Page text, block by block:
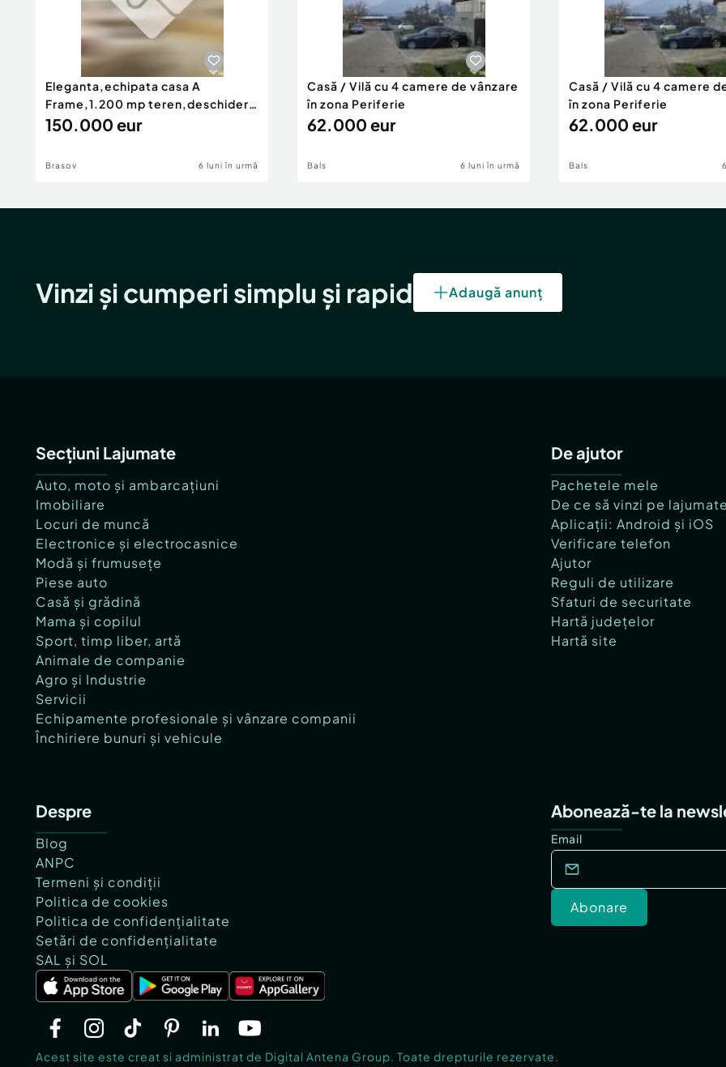
Eleganta,echipata casa A
Frame,1.200 mp teren,deschidere
Pia
150.000 eur
Brasov 6 luni în urmă
Casă / Vilă cu 4 camere de vânzare
în zona Periferie
62.000 eur
Bals 6 luni în urmă
Casă / Vilă cu 4 camere
în zona Periferie
62.000 eur
Bals
Vinzi și cumperi simplu și rapid Adaugă anunț
Secțiuni Lajumate
Auto, moto și ambarcațiuni
Imobiliare
Locuri de muncă
Electronice și electrocasnice
Modă și frumusețe
Piese auto
Casă și grădină
Mama și copilul
Sport, timp liber, artă
Animale de companie
Agro și Industrie
Servicii
Echipamente profesionale și vânzare companii
Închiriere bunuri și vehicule
De ajutor
Pachetele mele
De ce să vinzi pe
Aplicații: Android și iOS
Verificare telefon
Ajutor
Reguli de utilizare
Sfaturi de securitate
Hartă județelor
Hartă site
Despre
Blog
ANPC
Termeni și condiții
Politica de cookies
Politica de confidențialitate
Setări de confidențialitate
SAL și SOL
Abonează-te la
Email
Abonare
Acest site este creat si administrat de Digital Antena Group. Toate drepturile rezervate.